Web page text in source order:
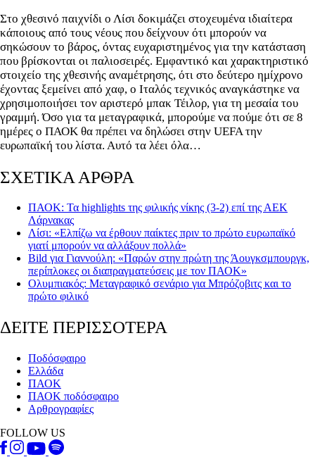
Στο χθεσινό παιχνίδι ο Λίσι δοκιμάζει στοχευμένα ιδιαίτερα
κάποιους από τους νέους που δείχνουν ότι μπορούν να
σηκώσουν το βάρος, όντας ευχαριστημένος για την κατάσταση
που βρίσκονται οι παλιοσειρές. Εμφαντικό και χαρακτηριστικό
στοιχείο της χθεσινής αναμέτρησης, ότι στο δεύτερο ημίχρονο
έχοντας ξεμείνει από χαφ, ο Ιταλός τεχνικός αναγκάστηκε να
χρησιμοποιήσει τον αριστερό μπακ Τέιλορ, για τη μεσαία του
γραμμή. Όσο για τα μεταγραφικά, μπορούμε να πούμε ότι σε 8
ημέρες ο ΠΑΟΚ θα πρέπει να δηλώσει στην UEFA την
ευρωπαϊκή του λίστα. Αυτό τα λέει όλα…
ΣΧΕΤΙΚΑ ΑΡΘΡΑ
ΠΑΟΚ: Τα highlights της φιλικής νίκης (3-2) επί της ΑΕΚ
Λάρνακας
Λίσι: «Ελπίζω να έρθουν παίκτες πριν το πρώτο ευρωπαϊκό
γιατί μπορούν να αλλάξουν πολλά»
Bild για Γιαννούλη: «Παρών στην πρώτη της Άουγκσμπουργκ,
περίπλοκες οι διαπραγματεύσεις με τον ΠΑΟΚ»
Ολυμπιακός: Μεταγραφικό σενάριο για Μπρόζοβιτς και το
πρώτο φιλικό
ΔΕΙΤΕ ΠΕΡΙΣΣΟΤΕΡΑ
Ποδόσφαιρο
Ελλάδα
ΠΑΟΚ
ΠΑΟΚ ποδόσφαιρο
Αρθρογραφίες
FOLLOW US